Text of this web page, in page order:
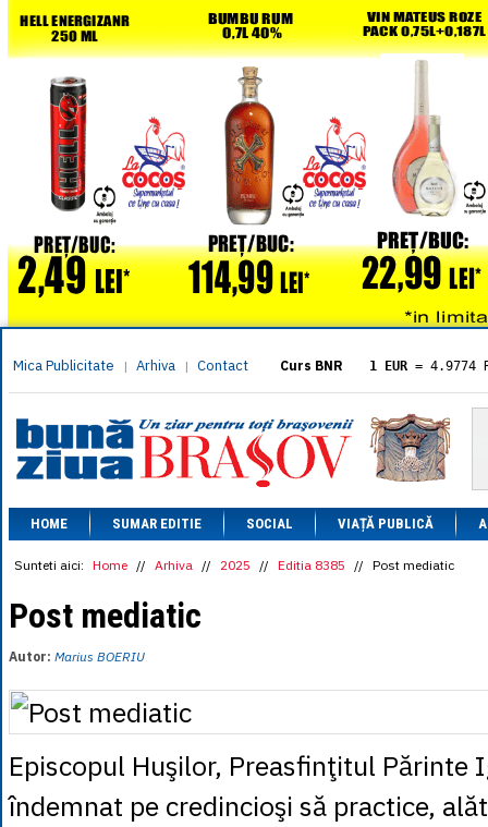
Mica Publicitate | Arhiva | Contact Curs BNR 1 EUR = 4.9774
= 5.8304
1 XAU= 464.4611
1 AED= 1.1933
1 AUD= 2.7957
1 BGN= 2.5449
1 CAD= 3.1559
1 CHF= 5.2813
1 CNY= 0.6015
1 MXN= 0.2227
1 NOK= 0.4191
1 NZD= 2.6097
1 PLN
= 1.1646
1 RSD= 0.0425
HOME SUMAR EDITIE SOCIAL VIAȚĂ PUBLICĂ
Sunteti aici: Home // Arhiva // 2025 // Editia 8385 // Post mediatic
Post mediatic
Autor: Marius BOERIU
Episcopul Huşilor, Preasfinţitul Părinte
îndemnat pe credincioşi să practice,